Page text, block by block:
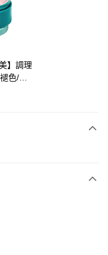
指定地址。
訊，APP會員則會收到
。
】調理